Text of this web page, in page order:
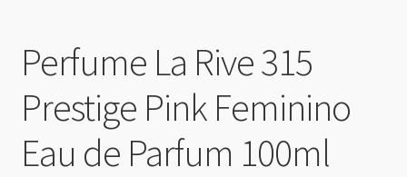
Perfume La Rive 315
Prestige Pink Feminino
Eau de Parfum 100ml